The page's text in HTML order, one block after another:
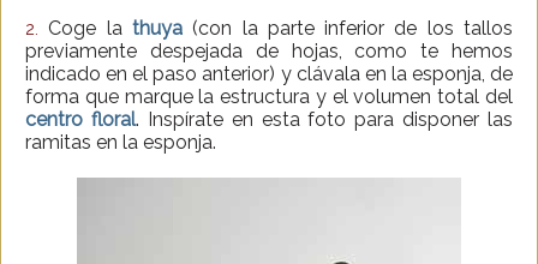
2. Coge la thuya(con la parte inferior de los tallos
previamente despejada de hojas, como te hemos
indicado en el paso anterior) y clávala en la esponja, de
forma que marque la estructura y el volumen total del
centro floral. Inspírate en esta foto para disponer las
ramitas en la esponja.